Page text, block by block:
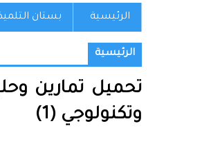
الرئيسية بستان
الرئيسية
تحميل تمارين
وتكنولوجي (1)